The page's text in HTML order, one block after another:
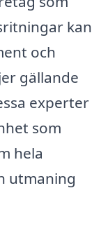
kan
och
gällande
experter
som
hela
utmaning